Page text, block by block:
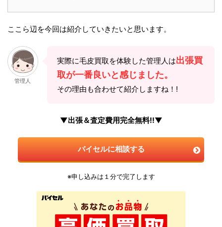
ここら辺を今回は紹介していきたいと思います。
管理人
実際に毛皮買取を体験した管理人は出張買
取が一番良いと感じました。
その理由も合わせて紹介しますね！!
▼出張＆査定費用完全無料!!▼
バイセルに相談する
※申し込みは１分で完了します